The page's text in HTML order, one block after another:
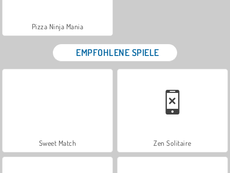
Pizza Ninja Mania
EMPFOHLENE SPIELE
Sweet Match Zen Solitaire